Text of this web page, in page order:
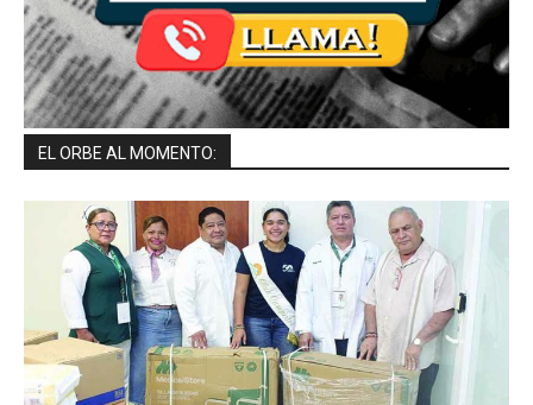
EL ORBE AL MOMENTO: